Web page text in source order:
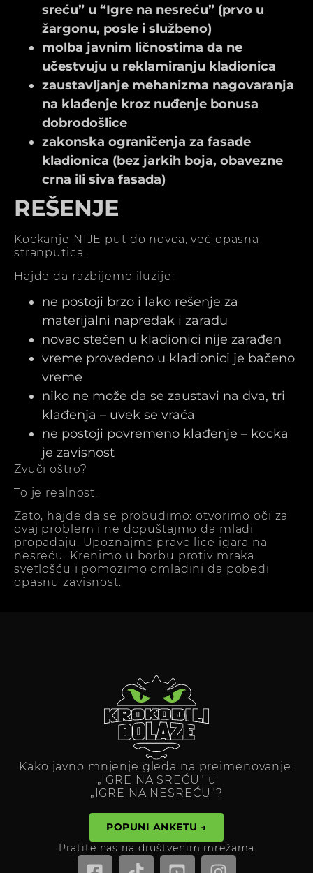
sreću” u “Igre na nesreću” (prvo u
žargonu, posle i službeno)
molba javnim ličnostima da ne
učestvuju u reklamiranju kladionica
zaustavljanje mehanizma nagovaranja
na klađenje kroz nuđenje bonusa
dobrodošlice
zakonska ograničenja za fasade
kladionica (bez jarkih boja, obavezne
crna ili siva fasada)
REŠENJE
Kockanje NIJE put do novca, već opasna
stranputica.
Hajde da razbijemo iluzije:
ne postoji brzo i lako rešenje za
materijalni napredak i zaradu
novac stečen u kladionici nije zarađen
vreme provedeno u kladionici je bačeno
vreme
niko ne može da se zaustavi na dva, tri
klađenja – uvek se vraća
ne postoji povremeno klađenje – kocka
je zavisnost
Zvuči oštro?
To je realnost.
Zato, hajde da se probudimo: otvorimo oči za
ovaj problem i ne dopuštajmo da mladi
propadaju. Upoznajmo pravo lice igara na
nesreću. Krenimo u borbu protiv mraka
svetlošću i pomozimo omladini da pobedi
opasnu zavisnost.
Kako javno mnjenje gleda na preimenovanje:
„IGRE NA SREĆU" u
„IGRE NA NESREĆU"?
POPUNI ANKETU →
Pratite nas na društvenim mrežama